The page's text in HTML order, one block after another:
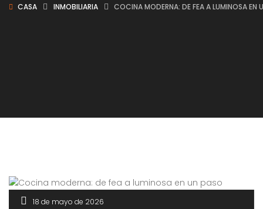
CASA INMOBILIARIA COCINA MODERNA: DE FEA A LUMINOSA EN
18 de mayo de 2026